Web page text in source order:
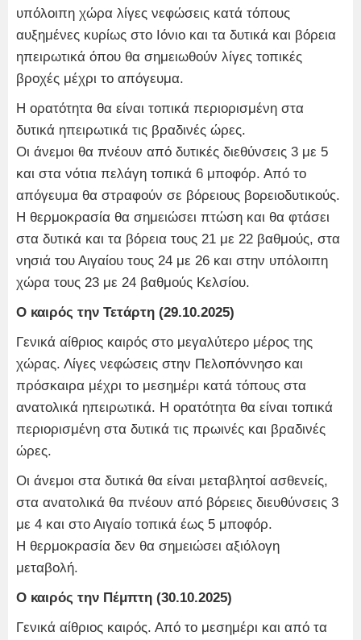
υπόλοιπη χώρα λίγες νεφώσεις κατά τόπους
αυξημένες κυρίως στο Ιόνιο και τα δυτικά και βόρεια
ηπειρωτικά όπου θα σημειωθούν λίγες τοπικές
βροχές μέχρι το απόγευμα.
Η ορατότητα θα είναι τοπικά περιορισμένη στα
δυτικά ηπειρωτικά τις βραδινές ώρες.
Οι άνεμοι θα πνέουν από δυτικές διεθύνσεις 3 με 5
και στα νότια πελάγη τοπικά 6 μποφόρ. Από το
απόγευμα θα στραφούν σε βόρειους βορειοδυτικούς.
Η θερμοκρασία θα σημειώσει πτώση και θα φτάσει
στα δυτικά και τα βόρεια τους 21 με 22 βαθμούς, στα
νησιά του Αιγαίου τους 24 με 26 και στην υπόλοιπη
χώρα τους 23 με 24 βαθμούς Κελσίου.
Ο καιρός την Τετάρτη (29.10.2025)
Γενικά αίθριος καιρός στο μεγαλύτερο μέρος της
χώρας. Λίγες νεφώσεις στην Πελοπόννησο και
πρόσκαιρα μέχρι το μεσημέρι κατά τόπους στα
ανατολικά ηπειρωτικά. Η ορατότητα θα είναι τοπικά
περιορισμένη στα δυτικά τις πρωινές και βραδινές
ώρες.
Οι άνεμοι στα δυτικά θα είναι μεταβλητοί ασθενείς,
στα ανατολικά θα πνέουν από βόρειες διευθύνσεις 3
με 4 και στο Αιγαίο τοπικά έως 5 μποφόρ.
Η θερμοκρασία δεν θα σημειώσει αξιόλογη
μεταβολή.
Ο καιρός την Πέμπτη (30.10.2025)
Γενικά αίθριος καιρός. Από το μεσημέρι και από τα